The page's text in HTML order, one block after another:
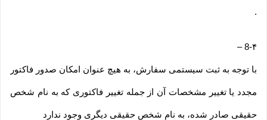
.
8-۴–
با توجه به ثبت سیستمی سفارش، به هیچ عنوان امکان صدور فاکتور
مجدد یا تغییر مشخصات آن از جمله تغییر فاکتوری که به نام شخص
حقیقی صادر شده، به نام شخص حقیقی دیگری وجود ندارد